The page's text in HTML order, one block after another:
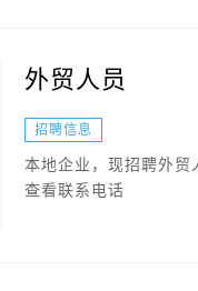
外贸人员
招聘信息
本地企业，现招聘外贸
查看联系电话